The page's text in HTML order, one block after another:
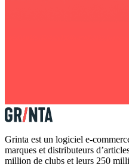
Grinta est un logiciel e-
marques et distributeurs
million de clubs et leurs 250